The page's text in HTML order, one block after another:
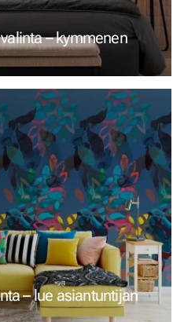
– kymmenen
– lue asiantuntijan